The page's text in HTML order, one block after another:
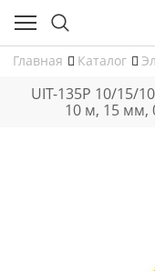
Главная Каталог
UIT-135P 10/15/
10 м, 15 мм,